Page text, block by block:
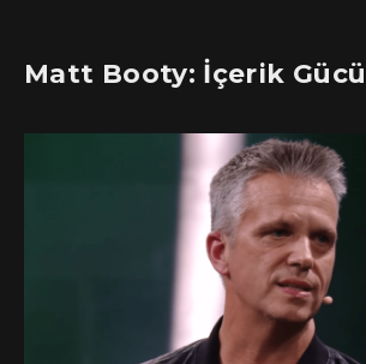
Matt Booty: İçerik